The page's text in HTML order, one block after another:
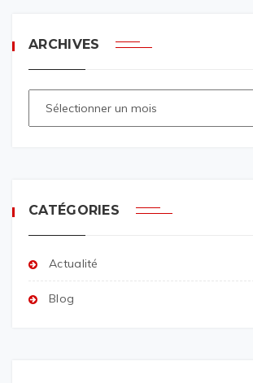
ARCHIVES
CATÉGORIES
Actualité
Blog